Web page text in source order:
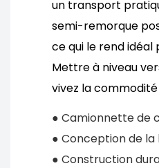
un transport
semi-remorque
ce qui le rend
Mettre à niveau
vivez la
● Camionnette de
● Conception de
● Construction